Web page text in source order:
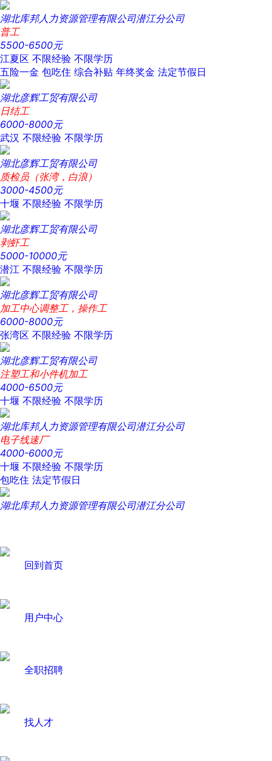
湖北库邦人力资源管理有限公司潜江分公司
普工
5500-6500元
江夏区 不限经验 不限学历
五险一金 包吃住 综合补贴 年终奖金 法定节假日
湖北彦辉工贸有限公司
日结工
6000-8000元
武汉 不限经验 不限学历
湖北彦辉工贸有限公司
质检员（张湾，白浪）
3000-4500元
十堰 不限经验 不限学历
湖北彦辉工贸有限公司
剥虾工
5000-10000元
潜江 不限经验 不限学历
湖北彦辉工贸有限公司
加工中心调整工，操作工
6000-8000元
张湾区 不限经验 不限学历
湖北彦辉工贸有限公司
注塑工和小件机加工
4000-6500元
十堰 不限经验 不限学历
湖北库邦人力资源管理有限公司潜江分公司
电子线速厂
4000-6000元
十堰 不限经验 不限学历
包吃住 法定节假日
湖北库邦人力资源管理有限公司潜江分公司
回到首页
用户中心
全职招聘
找人才